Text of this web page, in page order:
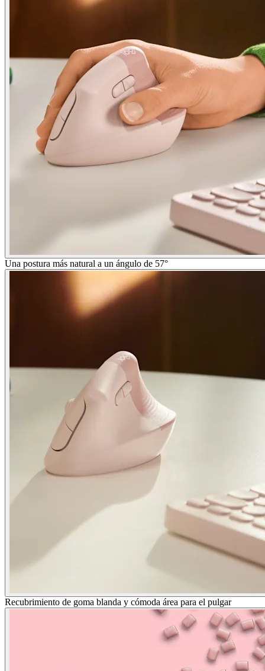
Una postura más natural a un ángulo de 57°
Recubrimiento de goma blanda y cómoda área para el pulgar